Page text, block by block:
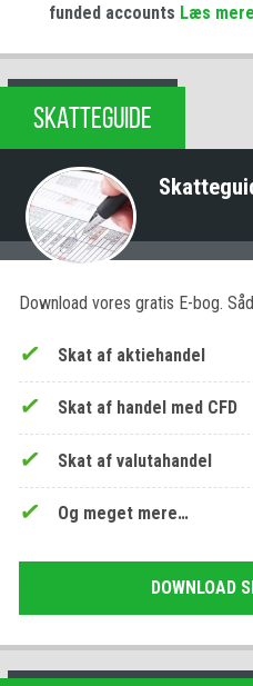
funded accounts Læs mere
SKATTEGUIDE
Download vores gratis E-bog.
Skat af aktiehandel
Skat af handel med CFD
Skat af valutahandel
Og meget mere…
DOWNLOAD